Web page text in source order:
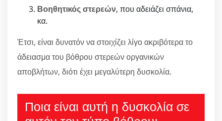
Βοηθητικός στερεών, που αδειάζει σπάνια,
κα.
Έτσι, είναι δυνατόν να στοιχίζει λίγο ακριβότερα το
άδειασμα του βόθρου στερεών οργανικών
αποβλήτων, διότι έχει μεγαλύτερη δυσκολία.
Ποια είναι αυτή η δυσκολία σε